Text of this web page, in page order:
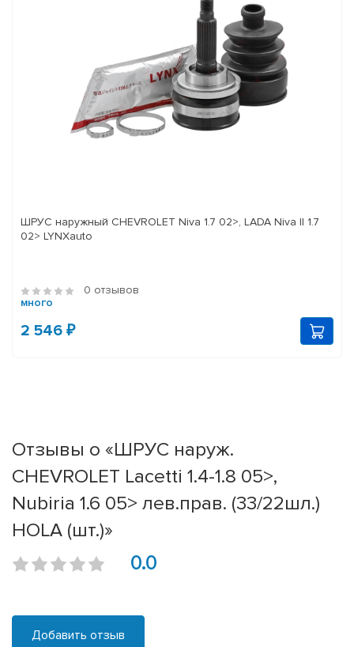
ШРУС наружный CHEVROLET Niva 1.7 02>, LADA Niva II 1.7
02> LYNXauto
0 отзывов
много
2 546 ₽
Отзывы о «ШРУС наруж.
CHEVROLET Lacetti 1.4-1.8 05>,
Nubiria 1.6 05> лев.прав. (33/22шл.)
HOLA (шт.)»
0.0
Добавить отзыв